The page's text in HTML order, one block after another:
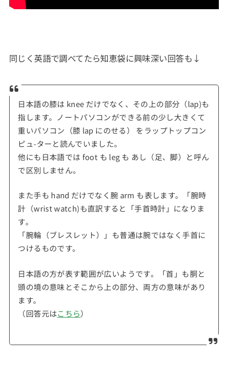
同じく英語で調べてたら知恵袋に興味深い回答も↓
日本語の膝は knee だけでなく、その上の部分（lap)も
指します。ノートパソコンができる前の少し大きくて
重いパソコン（膝 lap にのせる） をラップトップコン
ピュ-ターと読んでいました。
他にも日本語では foot も leg も あし（足、脚）と呼ん
で区別しません。
また手も hand だけでなく腕 arm も表します。「腕時
計（wrist watch)も直訳すると「手首時計」になりま
す。
「腕輪（ブレスレット）」も普通は腕ではなく手首に
つけるものです。
日本語の方が表す範囲が広いようです。「首」も胴と
頭の境の意味とそこから上の部分、両方の意味があり
ます。
（回答元はこちら）